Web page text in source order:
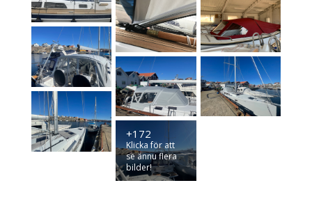
+172
Klicka för att
se ännu flera
bilder!